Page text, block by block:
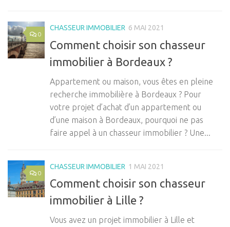
0
CHASSEUR IMMOBILIER 6 MAI 2021
Comment choisir son chasseur
immobilier à Bordeaux ?
Appartement ou maison, vous êtes en pleine
recherche immobilière à Bordeaux ? Pour
votre projet d’achat d’un appartement ou
d’une maison à Bordeaux, pourquoi ne pas
faire appel à un chasseur immobilier ? Une...
0
CHASSEUR IMMOBILIER 1 MAI 2021
Comment choisir son chasseur
immobilier à Lille ?
Vous avez un projet immobilier à Lille et